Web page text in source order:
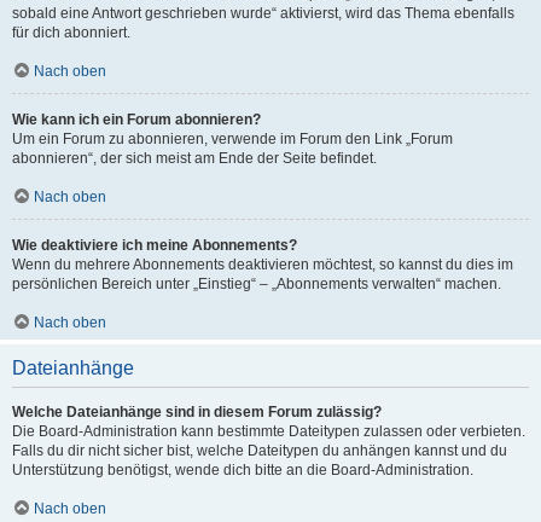
sobald eine Antwort geschrieben wurde“ aktivierst, wird das Thema ebenfalls
für dich abonniert.
Nach oben
Wie kann ich ein Forum abonnieren?
Um ein Forum zu abonnieren, verwende im Forum den Link „Forum
abonnieren“, der sich meist am Ende der Seite befindet.
Nach oben
Wie deaktiviere ich meine Abonnements?
Wenn du mehrere Abonnements deaktivieren möchtest, so kannst du dies im
persönlichen Bereich unter „Einstieg“ – „Abonnements verwalten“ machen.
Nach oben
Dateianhänge
Welche Dateianhänge sind in diesem Forum zulässig?
Die Board-Administration kann bestimmte Dateitypen zulassen oder verbieten.
Falls du dir nicht sicher bist, welche Dateitypen du anhängen kannst und du
Unterstützung benötigst, wende dich bitte an die Board-Administration.
Nach oben